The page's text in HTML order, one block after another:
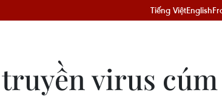
Tiếng ViệtEnglish
virus cúm